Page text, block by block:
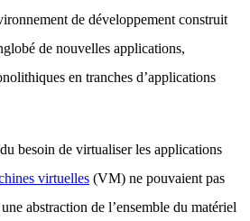
de développement construit
de nouvelles applications,
en tranches d’applications
besoin de virtualiser les applications
virtuelles (VM) ne pouvaient pas
abstraction de l’ensemble du matériel